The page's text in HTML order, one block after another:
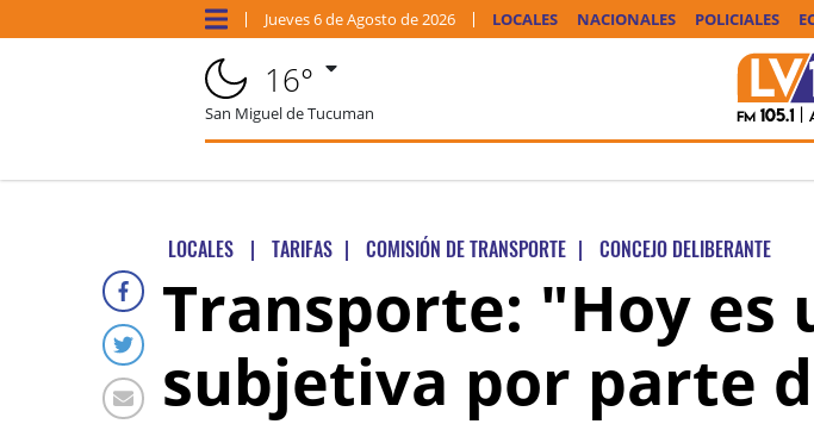
Jueves6 deAgosto de 2026 LOCALES NACIONALES POLICIALES
16°
San Miguel de Tucuman
LOCALES | TARIFAS | COMISIÓN DE TRANSPORTE | CONCEJO DELIBERANTE
Transporte: "Hoy
subjetiva por parte